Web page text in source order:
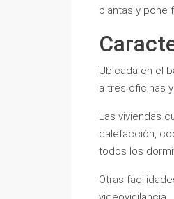
plantas y pone
Ubicada en el
a tres oficinas
Las viviendas
calefacción,
todos los
Otras